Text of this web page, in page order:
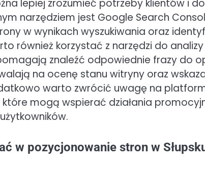
lepiej zrozumieć potrzeby klientów i
narzędziem jest Google Search
w wynikach wyszukiwania oraz
również korzystać z narzędzi do analizy
znaleźć odpowiednie frazy do
na ocenę stanu witryny oraz
warto zwrócić uwagę na
mogą wspierać działania
w pozycjonowanie stron w